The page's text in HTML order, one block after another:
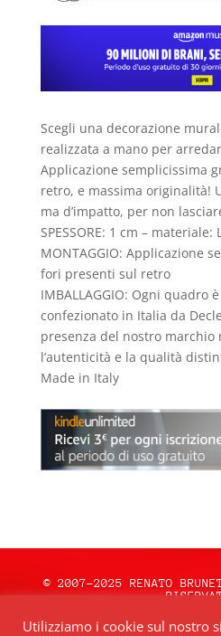
Scegli una decorazione
realizzata a mano per
Applicazione semplicissima
retro, e massima originalità!
ma d’impatto, per non
SPESSORE: 1 cm – materiale:
MONTAGGIO: Applicazione
fori presenti sul retro
IMBALLAGGIO: Ogni quadro
confezionato in Italia da
presenza del nostro marchio
l’autenticità e la qualità
Made in Italy
© 2007-2025 RENATO
natale.oceweb.it è
Utilizziamo i cookie sul nostro